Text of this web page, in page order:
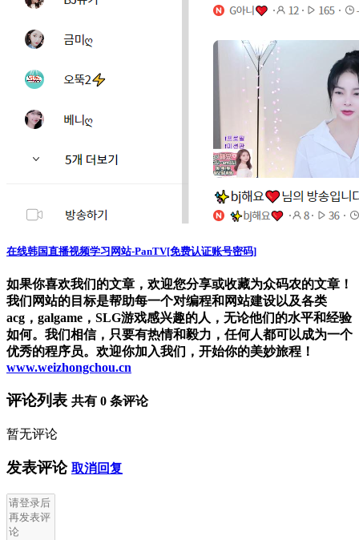
在线韩国直播视频学习网站-PanTV[免费认证账号密码]
如果你喜欢我们的文章，欢迎您分享或收藏为众码农的文章！
我们网站的目标是帮助每一个对编程和网站建设以及各类
acg，galgame，SLG游戏感兴趣的人，无论他们的水平和经验
如何。我们相信，只要有热情和毅力，任何人都可以成为一个
优秀的程序员。欢迎你加入我们，开始你的美妙旅程！
www.weizhongchou.cn
评论列表 共有 0 条评论
暂无评论
发表评论 取消回复